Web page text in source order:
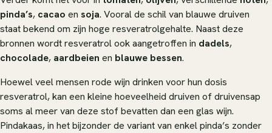
pinda’s, cacao en soja. Vooral de schil van blauwe druiven
staat bekend om zijn hoge resveratrolgehalte. Naast deze
bronnen wordt resveratrol ook aangetroffen in dadels,
chocolade, aardbeien en blauwe bessen.
Hoewel veel mensen rode wijn drinken voor hun dosis
resveratrol, kan een kleine hoeveelheid druiven of druivensap
soms al meer van deze stof bevatten dan een glas wijn.
Pindakaas, in het bijzonder de variant van enkel pinda’s zonder